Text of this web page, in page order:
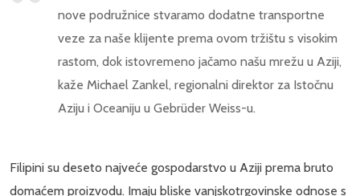
nove podružnice stvaramo dodatne transportne
veze za naše klijente prema ovom tržištu s visokim
rastom, dok istovremeno jačamo našu mrežu u Aziji,
kaže Michael Zankel, regionalni direktor za Istočnu
Aziju i Oceaniju u Gebrüder Weiss-u.
Filipini su deseto najveće gospodarstvo u Aziji prema bruto
domaćem proizvodu. Imaju bliske vanjskotrgovinske odnose s